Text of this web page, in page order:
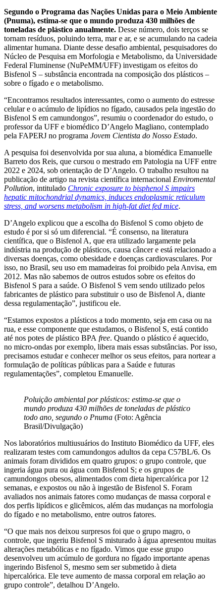
Segundo o Programa das Nações Unidas para o Meio Ambiente
(Pnuma), estima-se que o mundo produza 430 milhões de
toneladas de plástico anualmente. Desse número, dois terços se
tornam resíduos, poluindo terra, mar e ar, e se acumulando na cadeia
alimentar humana. Diante desse desafio ambiental, pesquisadores do
Núcleo de Pesquisa em Morfologia e Metabolismo, da Universidade
Federal Fluminense (NuPeMM/UFF) investigam os efeitos do
Bisfenol S – substância encontrada na composição dos plásticos –
sobre o fígado e o metabolismo.
“Encontramos resultados interessantes, como o aumento do estresse
celular e o acúmulo de lipídios no fígado, causados pela ingestão do
Bisfenol S em camundongos”, resumiu o coordenador do estudo, o
professor da UFF e biomédico D’Angelo Magliano, contemplado
pela FAPERJ no programa Jovem Cientista do Nosso Estado.
A pesquisa foi desenvolvida por sua aluna, a biomédica Emanuelle
Barreto dos Reis, que cursou o mestrado em Patologia na UFF entre
2022 e 2024, sob orientação de D’Angelo. O trabalho resultou na
publicação de artigo na revista científica internacional Enviromental
Pollution, intitulado Chronic exposure to bisphenol S impairs
hepatic mitochondrial dynamics, induces endoplasmic reticulum
stress, and worsens metabolism in high-fat diet fed mice.
D’Angelo explicou que a escolha do Bisfenol S como objeto de
estudo é por si só um diferencial. “É consenso, na literatura
científica, que o Bisfenol A, que era utilizado largamente pela
indústria na produção de plásticos, causa câncer e está relacionado a
diversas doenças, como obesidade e doenças cardiovasculares. Por
isso, no Brasil, seu uso em mamadeiras foi proibido pela Anvisa, em
2012. Mas não sabemos de outros estudos sobre os efeitos do
Bisfenol S para a saúde. O Bisfenol S vem sendo utilizado pelos
fabricantes de plástico para substituir o uso de Bisfenol A, diante
dessa regulamentação”, justificou ele.
“Estamos expostos a plásticos a todo momento, seja em casa ou na
rua, e esse componente que estudamos, o Bisfenol S, está contido
até nos potes de plástico BPA free. Quando o plástico é aquecido,
no micro-ondas por exemplo, libera mais essas substâncias. Por isso,
precisamos estudar e conhecer melhor os seus efeitos, para nortear a
formulação de políticas públicas para a Saúde e futuras
regulamentações”, completou Emanuelle.
Poluição ambiental por plásticos: estima-se que o
mundo produza 430 milhões de toneladas de plástico
todo ano, segundo o Pnuma (Foto: Agência
Brasil/Divulgação)
Nos laboratórios multiusuários do Instituto Biomédico da UFF, eles
realizaram testes com camundongos adultos da cepa C57BL/6. Os
animais foram divididos em quatro grupos: o grupo controle, que
ingeria água pura ou água com Bisfenol S; e os grupos de
camundongos obesos, alimentados com dieta hipercalórica por 12
semanas, e expostos ou não à ingestão de Bisfenol S. Foram
avaliados nos animais fatores como mudanças de massa corporal e
dos perfis lipídicos e glicêmicos, além das mudanças na morfologia
do fígado e no metabolismo, entre outros fatores.
“O que mais nos deixou surpresos foi que o grupo magro, o
controle, que ingeriu Bisfenol S misturado à água apresentou muitas
alterações metabólicas e no fígado. Vimos que esse grupo
desenvolveu um acúmulo de gordura no fígado importante apenas
ingerindo Bisfenol S, mesmo sem ser submetido à dieta
hipercalórica. Ele teve aumento de massa corporal em relação ao
grupo controle”, detalhou D’Angelo.